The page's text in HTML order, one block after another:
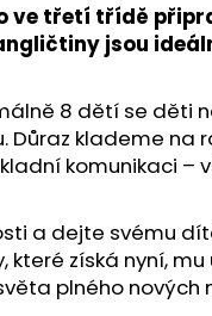
ve třetí třídě
jsou
8 dětí se děti
Důraz klademe na
komunikaci –
a dejte svému
získá nyní,
plného nových
POKROČILÍ